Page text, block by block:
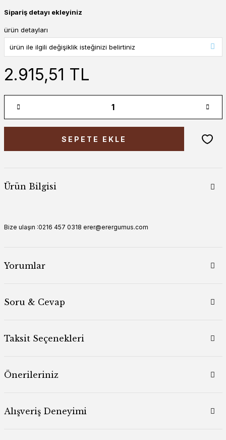
Sipariş detayı ekleyiniz
ürün detayları
2.915,51 TL
SEPETE EKLE
Ürün Bilgisi
Bize ulaşın :0216 457 0318 erer@erergumus.com
Yorumlar
Soru & Cevap
Taksit Seçenekleri
Önerileriniz
Alışveriş Deneyimi